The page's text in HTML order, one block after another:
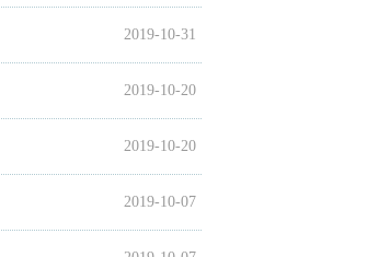
2019-10-31
2019-10-20
2019-10-20
2019-10-07